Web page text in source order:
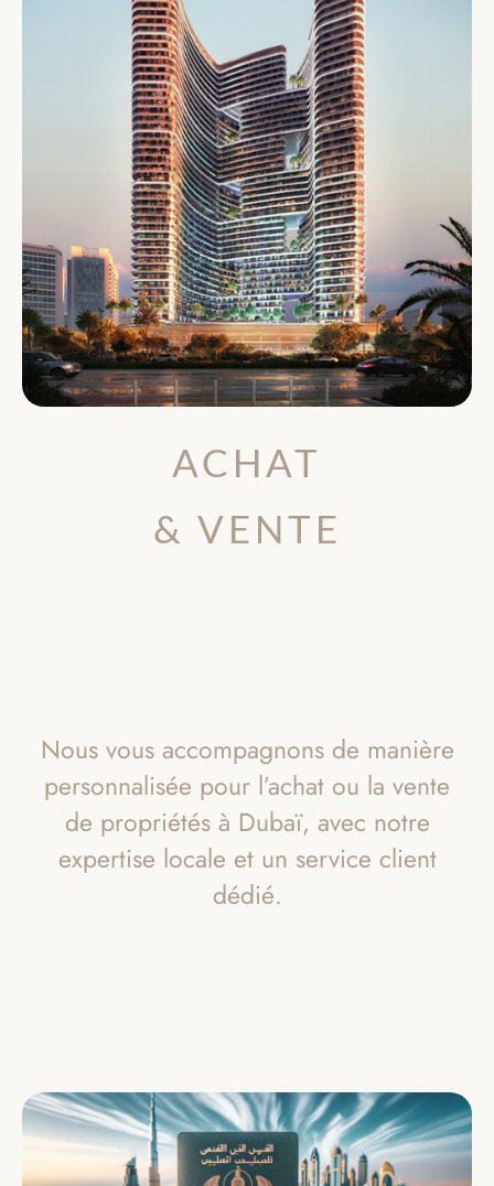
ACHAT
& VENTE
Nous vous accompagnons de manière
personnalisée pour l’achat ou la vente
de propriétés à Dubaï, avec notre
expertise locale et un service client
dédié.